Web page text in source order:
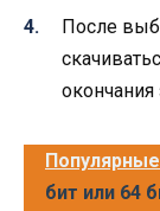
После
окончания
бит или 64